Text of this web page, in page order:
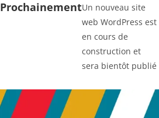
ProchainementUn nouveau site
web WordPress est
en cours de
construction et
sera bientôt publié